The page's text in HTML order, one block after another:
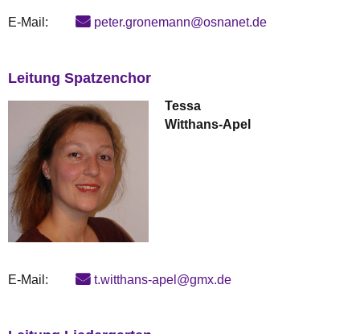
E-Mail: peter.gronemann@osnanet.de
Leitung Spatzenchor
Tessa
Witthans-Apel
E-Mail: t.witthans-apel@gmx.de